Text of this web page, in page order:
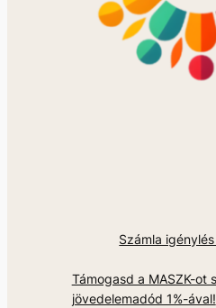
Számla
Támogasd a MASZK-ot
jövedelemadód 1%-ával!